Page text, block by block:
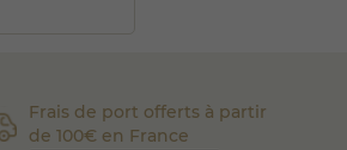
Frais de port offerts à partir
de 100€ en France